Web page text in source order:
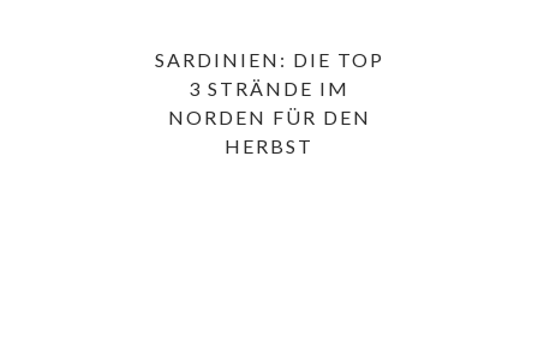
SARDINIEN: DIE TOP
3 STRÄNDE IM
NORDEN FÜR DEN
HERBST